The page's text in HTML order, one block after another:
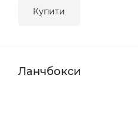
Купити
Ланчбокси